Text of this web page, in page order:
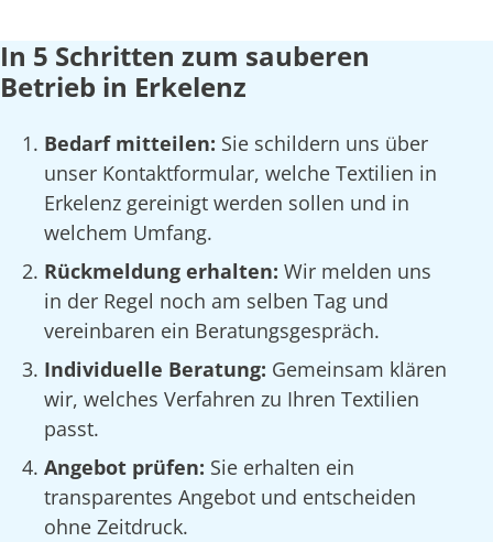
In 5 Schritten zum sauberen
Betrieb in Erkelenz
Bedarf mitteilen: Sie schildern uns über
unser Kontaktformular, welche Textilien in
Erkelenz gereinigt werden sollen und in
welchem Umfang.
Rückmeldung erhalten: Wir melden uns
in der Regel noch am selben Tag und
vereinbaren ein Beratungsgespräch.
Individuelle Beratung: Gemeinsam klären
wir, welches Verfahren zu Ihren Textilien
passt.
Angebot prüfen: Sie erhalten ein
transparentes Angebot und entscheiden
ohne Zeitdruck.